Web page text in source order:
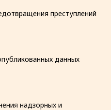
преступлений
данных
надзорных и